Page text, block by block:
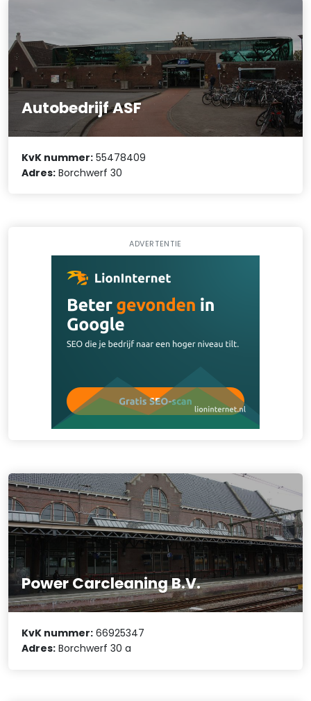
Autobedrijf ASF
KvK nummer: 55478409
Adres: Borchwerf 30
ADVERTENTIE
Power Carcleaning B.V.
KvK nummer: 66925347
Adres: Borchwerf 30 a